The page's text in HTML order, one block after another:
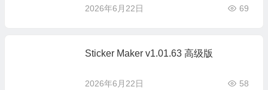
2026年6月22日 69
Sticker Maker v1.01.63 高级版
2026年6月22日 58